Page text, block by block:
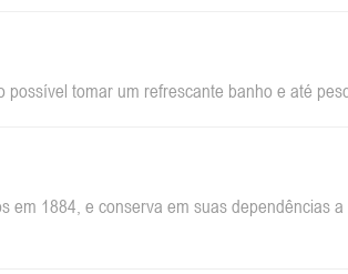
tomar um refrescante banho e até
em 1884, e conserva em suas dependências a